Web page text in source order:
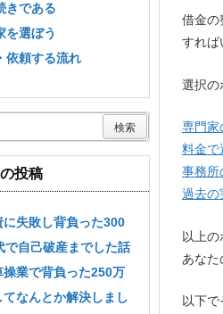
借金の
すれば
選択の
専門家
料金で
事務所
過去の
以上の
あなた
以下
きである
を選ぼう
依頼する流れ
投稿
失敗し背負った300
で自己破産までした話
業で背負った250万
なんとか解決しまし